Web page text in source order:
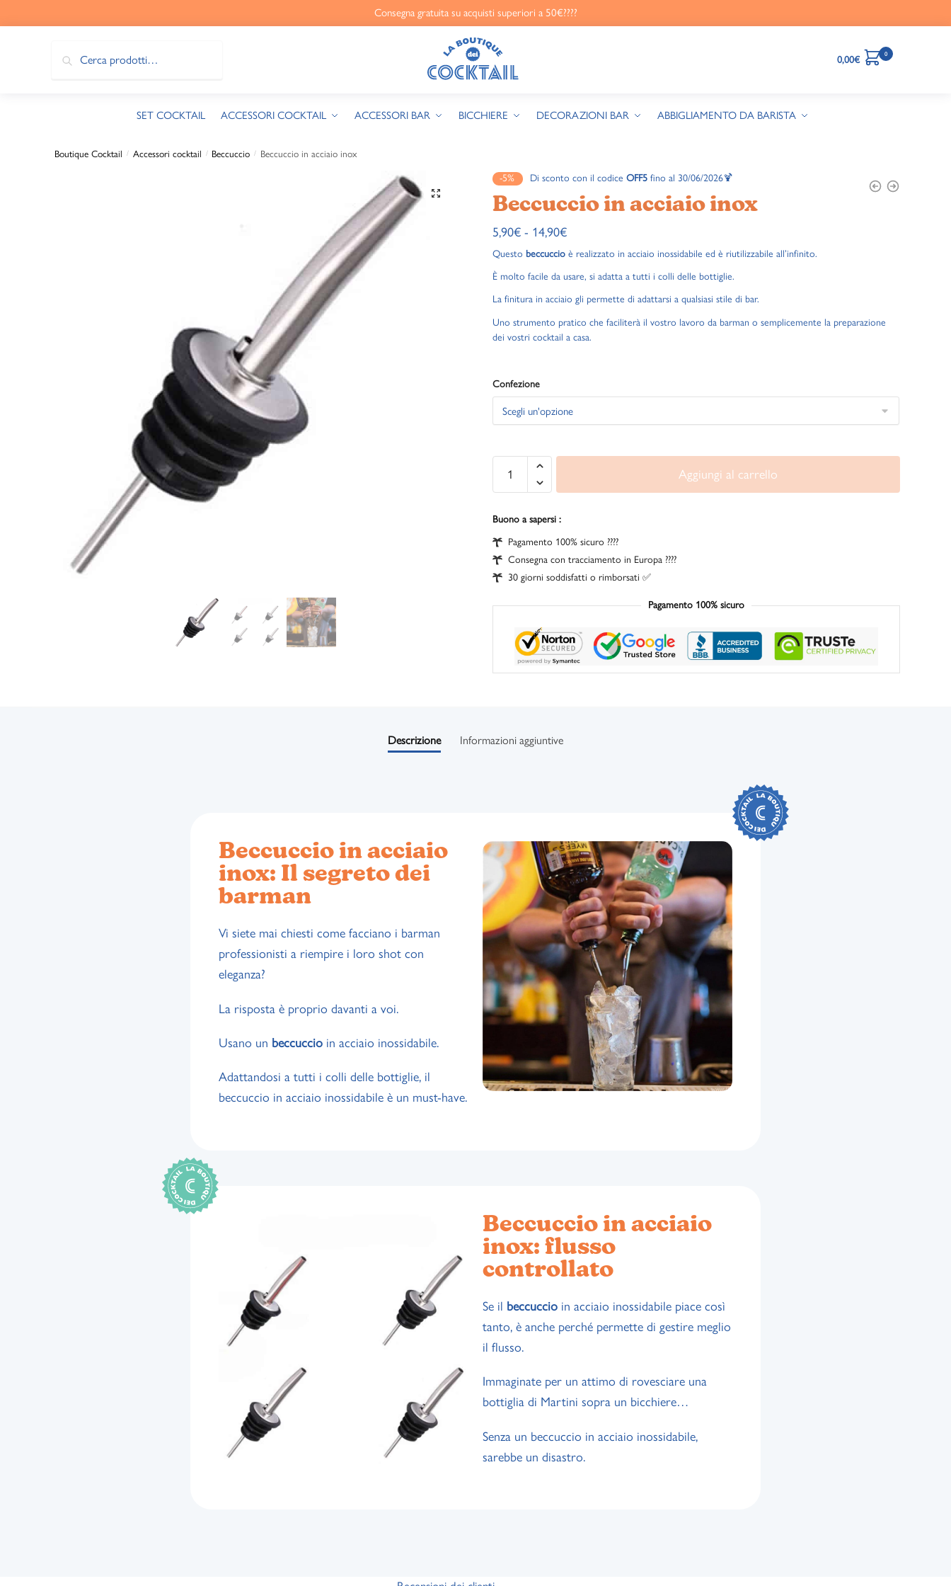
Consegna gratuita su acquisti superiori a 50€????
0,00€ 0
SET COCKTAIL ACCESSORI COCKTAIL ACCESSORI BAR BICCHIERE DECORAZIONI BAR ABBIGLIAMENTO DA BARISTA
Boutique Cocktail / Accessori cocktail / Beccuccio / Beccuccio in acciaio inox
🔍
-5% Di sconto con il codice OFF5 fino al 30/06/2026🍹
Beccuccio in acciaio inox
5,90€ - 14,90€
Questo beccuccio è realizzato in acciaio inossidabile ed è riutilizzabile all’infinito.
È molto facile da usare, si adatta a tutti i colli delle bottiglie.
La finitura in acciaio gli permette di adattarsi a qualsiasi stile di bar.
Uno strumento pratico che faciliterà il vostro lavoro da barman o semplicemente la preparazione
dei vostri cocktail a casa.
Confezione
Aggiungi al carrello
Buono a sapersi :
Pagamento 100% sicuro ????
Consegna con tracciamento in Europa ????
30 giorni soddisfatti o rimborsati ✅
Pagamento 100% sicuro
Descrizione Informazioni aggiuntive
Beccuccio in acciaio
inox: Il segreto dei
barman
Vi siete mai chiesti come facciano i barman
professionisti a riempire i loro shot con
eleganza?
La risposta è proprio davanti a voi.
Usano un beccuccio in acciaio inossidabile.
Adattandosi a tutti i colli delle bottiglie, il
beccuccio in acciaio inossidabile è un must-have.
Beccuccio in acciaio
inox: flusso
controllato
Se il beccuccio in acciaio inossidabile piace così
tanto, è anche perché permette di gestire meglio
il flusso.
Immaginate per un attimo di rovesciare una
bottiglia di Martini sopra un bicchiere…
Senza un beccuccio in acciaio inossidabile,
sarebbe un disastro.